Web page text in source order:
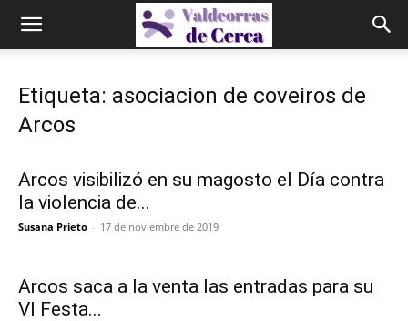
Etiqueta: asociacion de coveiros de
Arcos
Arcos visibilizó en su magosto el Día contra
la violencia de...
Susana Prieto - 17 de noviembre de 2019
Arcos saca a la venta las entradas para su
VI Festa...